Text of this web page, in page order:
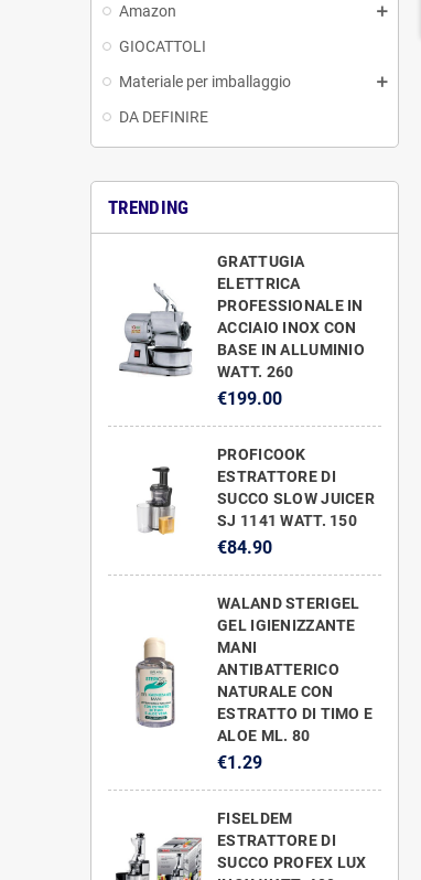
Amazon
GIOCATTOLI
Materiale per imballaggio
DA DEFINIRE
TRENDING
GRATTUGIA
ELETTRICA
PROFESSIONALE IN
ACCIAIO INOX CON
BASE IN ALLUMINIO
WATT. 260
€199.00
PROFICOOK
ESTRATTORE DI
SUCCO SLOW JUICER
SJ 1141 WATT. 150
€84.90
WALAND STERIGEL
GEL IGIENIZZANTE
MANI
ANTIBATTERICO
NATURALE CON
ESTRATTO DI TIMO E
ALOE ML. 80
€1.29
FISELDEM
ESTRATTORE DI
SUCCO PROFEX LUX